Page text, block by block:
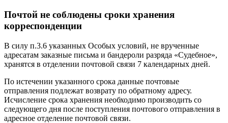
Почтой не соблюдены сроки хранения
корреспонденции
В силу п.3.6 указанных Особых условий, не врученные
адресатам заказные письма и бандероли разряда «Судебное»,
хранятся в отделении почтовой связи 7 календарных дней.
По истечении указанного срока данные почтовые
отправления подлежат возврату по обратному адресу.
Исчисление срока хранения необходимо производить со
следующего дня после поступления почтового отправления в
адресное отделение почтовой связи.